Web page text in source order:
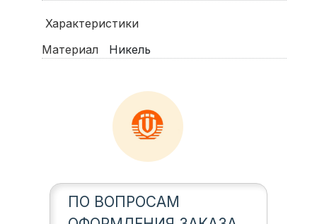
Характеристики
Материал
Никель
ПО ВОПРОСАМ